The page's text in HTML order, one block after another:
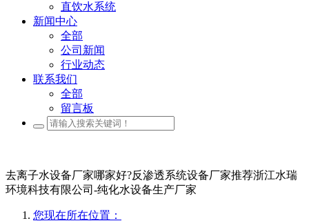
直饮水系统
新闻中心
全部
公司新闻
行业动态
联系我们
全部
留言板
去离子水设备厂家哪家好?反渗透系统设备厂家推荐浙江水瑞
环境科技有限公司-纯化水设备生产厂家
您现在所在位置：